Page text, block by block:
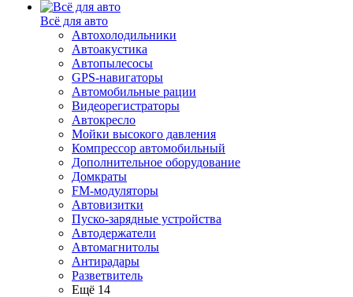
Всё для авто
Автохолодильники
Автоакустика
Автопылесосы
GPS-навигаторы
Автомобильные рации
Видеорегистраторы
Автокресло
Мойки высокого давления
Компрессор автомобильный
Дополнительное оборудование
Домкраты
FM-модуляторы
Автовизитки
Пуско-зарядные устройства
Автодержатели
Автомагнитолы
Антирадары
Разветвитель
Ещё 14